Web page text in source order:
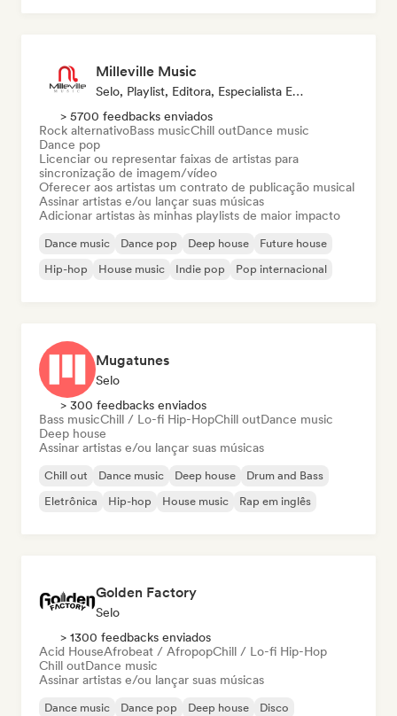
Milleville Music
Selo, Playlist, Editora, Especialista Em Sincronização
> 5700 feedbacks enviados
Rock alternativoBass musicChill outDance music
Dance pop
Licenciar ou representar faixas de artistas para
sincronização de imagem/vídeo
Oferecer aos artistas um contrato de publicação musical
Assinar artistas e/ou lançar suas músicas
Adicionar artistas às minhas playlists de maior impacto
Dance music Dance pop Deep house
Future house
Hip-hop
House music Indie pop Pop internacional
Mugatunes
Selo
> 300 feedbacks enviados
Bass musicChill / Lo-fi Hip-HopChill outDance music
Deep house
Assinar artistas e/ou lançar suas músicas
Chill out Dance music Deep house
Drum and Bass
Eletrônica
Hip-hop House music Rap em inglês
Golden Factory
Selo
> 1300 feedbacks enviados
Acid HouseAfrobeat / AfropopChill / Lo-fi Hip-Hop
Chill outDance music
Assinar artistas e/ou lançar suas músicas
Dance music Dance pop Deep house
Disco